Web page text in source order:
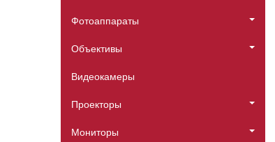
Фотоаппараты
Объективы
Видеокамеры
Проекторы
Мониторы